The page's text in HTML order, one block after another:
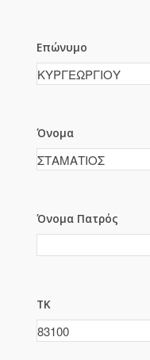
Επώνυμο
Όνομα
Όνομα Πατρός
ΤΚ